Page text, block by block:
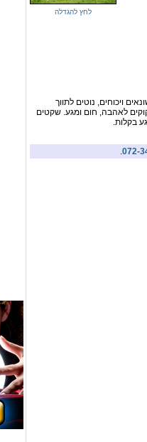
לחץ להגדלה
ויכוחים, נוטים לתווך
לאהבה, חום ומגע. שקטים
בקלות.
072-
.